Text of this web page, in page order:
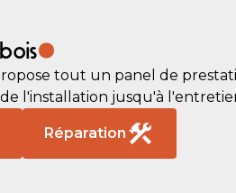
.
tout un panel de
l'installation jusqu'à
Réparation